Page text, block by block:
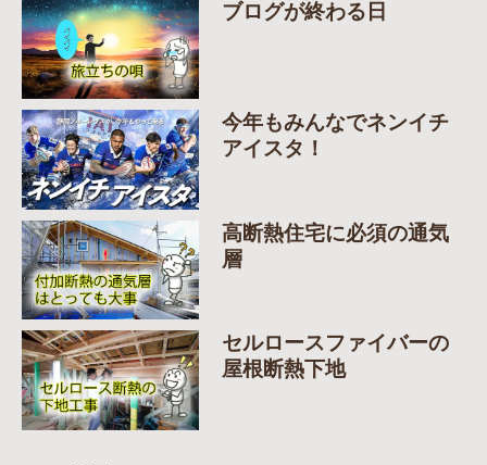
ブログが終わる日
今年もみんなでネンイチ
アイスタ！
高断熱住宅に必須の通気
層
セルロースファイバーの
屋根断熱下地